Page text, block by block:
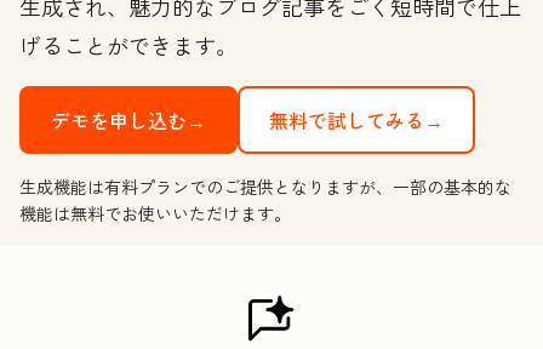
げることができます。
デモを申し込む→ 無料で試してみる→
生成機能は有料プランでのご提供となりますが、一部の基本的な
機能は無料でお使いいただけます。